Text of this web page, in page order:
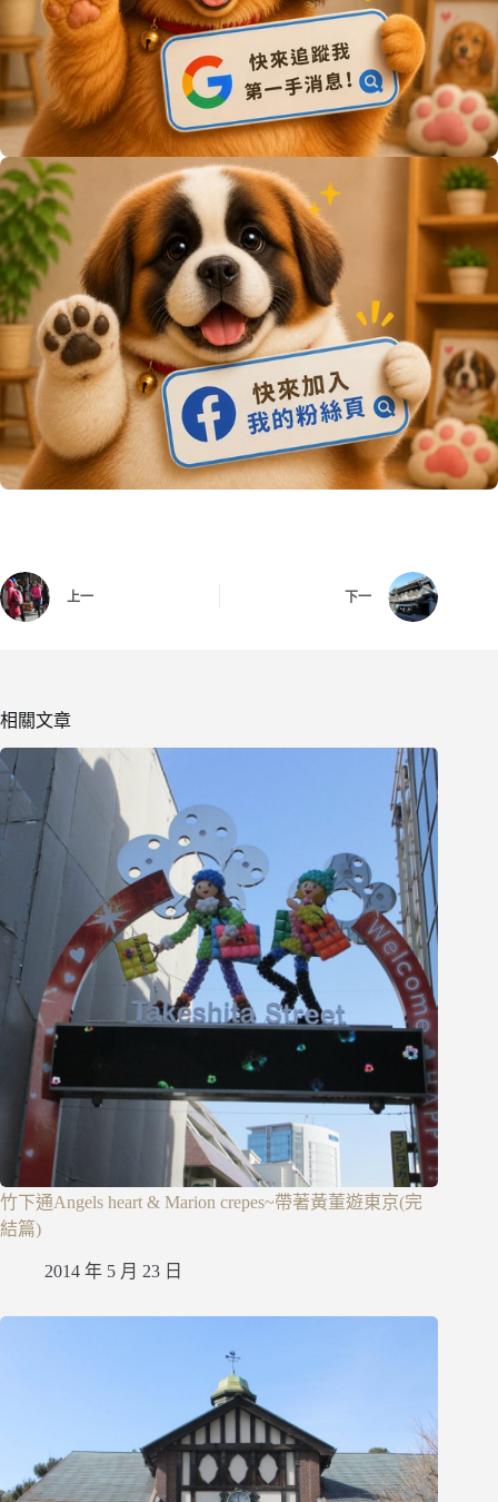
上一 下一
相關文章
竹下通Angels heart & Marion crepes~帶著黃董遊東京(完
結篇)
2014 年 5 月 23 日